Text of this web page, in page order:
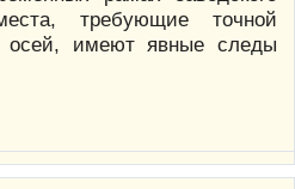
требующие точной
осей, имеют явные следы